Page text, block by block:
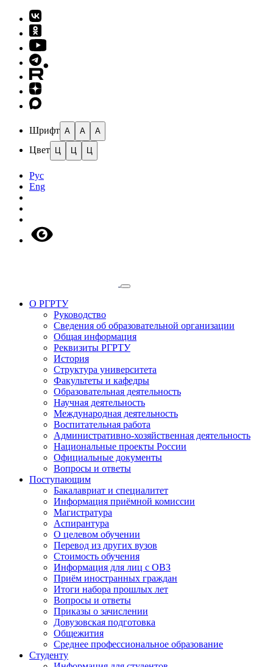
Шрифт A A A
Цвет Ц Ц Ц
Рус
Eng
О РГРТУ
Руководство
Сведения об образовательной организации
Общая информация
Реквизиты РГРТУ
История
Структура университета
Факультеты и кафедры
Образовательная деятельность
Научная деятельность
Международная деятельность
Воспитательная работа
Административно-хозяйственная деятельность
Национальные проекты России
Официальные документы
Вопросы и ответы
Поступающим
Бакалавриат и специалитет
Информация приёмной комиссии
Магистратура
Аспирантура
О целевом обучении
Перевод из других вузов
Стоимость обучения
Информация для лиц с ОВЗ
Приём иностранных граждан
Итоги набора прошлых лет
Вопросы и ответы
Приказы о зачислении
Довузовская подготовка
Общежития
Среднее профессиональное образование
Студенту